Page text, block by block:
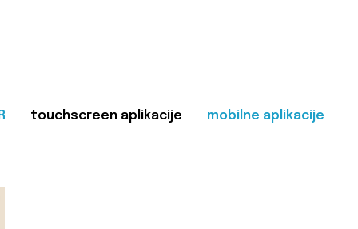
touchscreen aplikacije mobilne aplikacije